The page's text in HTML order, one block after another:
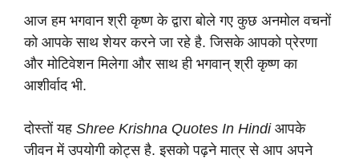
आज हम भगवान श्री कृष्ण के द्वारा बोले गए कुछ अनमोल वचनों
को आपके साथ शेयर करने जा रहे है. जिसके आपको प्रेरणा
और मोटिवेशन मिलेगा और साथ ही भगवान् श्री कृष्ण का
आशीर्वाद भी.
दोस्तों यह Shree Krishna Quotes In Hindiआपके
जीवन में उपयोगी कोट्स है. इसको पढ़ने मात्र से आप अपने